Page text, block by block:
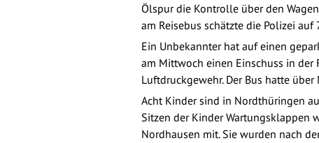
Ölspur die Kontrolle über den
am Reisebus schätzte die Polizei auf
Ein Unbekannter hat auf einen
am Mittwoch einen Einschuss in der
Luftdruckgewehr. Der Bus hatte
Acht Kinder sind in Nordthüringen
Sitzen der Kinder Wartungsklappen
Nordhausen mit. Sie wurden nach